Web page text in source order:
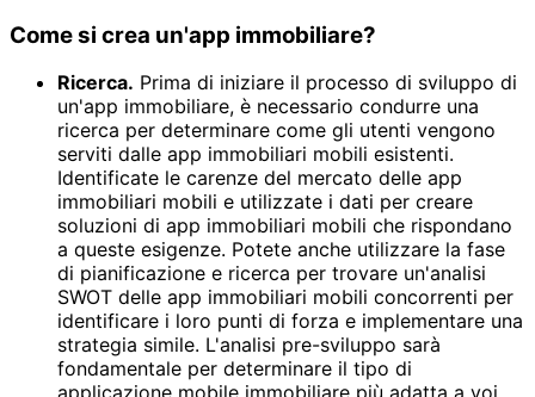
Come si crea un'app immobiliare?
Ricerca. Prima di iniziare il processo di sviluppo di
un'app immobiliare, è necessario condurre una
ricerca per determinare come gli utenti vengono
serviti dalle app immobiliari mobili esistenti.
Identificate le carenze del mercato delle app
immobiliari mobili e utilizzate i dati per creare
soluzioni di app immobiliari mobili che rispondano
a queste esigenze. Potete anche utilizzare la fase
di pianificazione e ricerca per trovare un'analisi
SWOT delle app immobiliari mobili concorrenti per
identificare i loro punti di forza e implementare una
strategia simile. L'analisi pre-sviluppo sarà
fondamentale per determinare il tipo di